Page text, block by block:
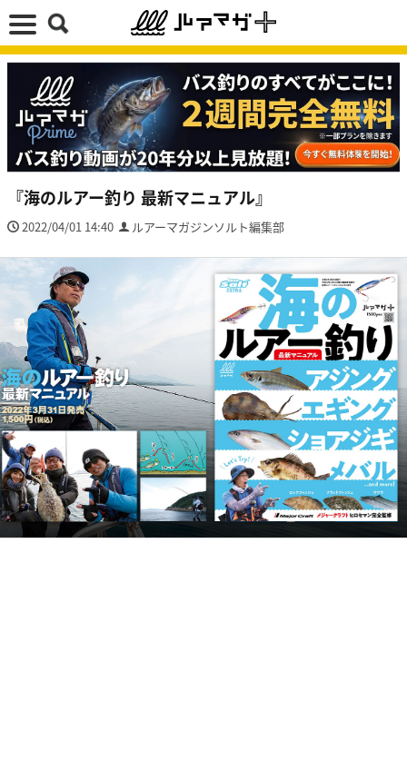
『海のルアー釣り 最新マニュアル』
2022/04/01 14:40 ルアーマガジンソルト編集部